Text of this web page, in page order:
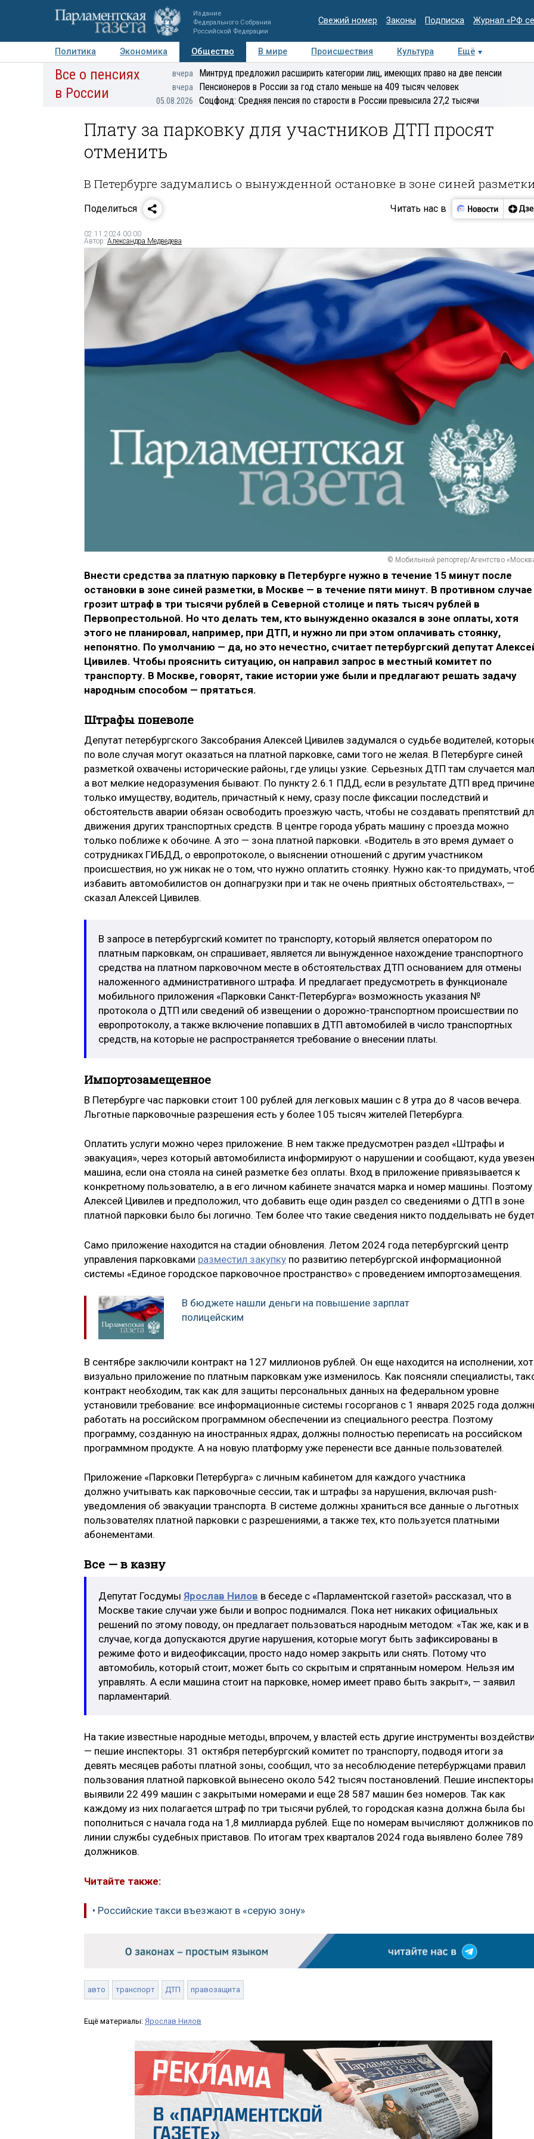
Издание
Федерального Собрания
Российской Федерации
Свежий номер Законы Подписка Журнал «РФ
Политика Экономика Общество В мире Происшествия Культура
Ещё
Авторы Персоны Мнения Регионы Медиацентр Интервью Колумнисты
Все о пенсиях
в России
вчера Минтруд предложил расширить категории лиц, имеющих право на две пенсии
вчера Пенсионеров в России за год стало меньше на 409 тысяч человек
05.08.2026 Соцфонд: Средняя пенсия по старости в России превысила 27,2 тысячи
Плату за парковку для участников ДТП просят
отменить
В Петербурге задумались о вынужденной остановке в зоне синей
Поделиться Читать нас в
02.11.2024 00:00
Автор: Александра Медведева
© Мобильный репортер/Агентство
Внести средства за платную парковку в Петербурге нужно в течение 15 минут после
остановки в зоне синей разметки, в Москве — в течение пяти минут. В противном случае
грозит штраф в три тысячи рублей в Северной столице и пять тысяч рублей в
Первопрестольной. Но что делать тем, кто вынужденно оказался в зоне оплаты, хотя
этого не планировал, например, при ДТП, и нужно ли при этом оплачивать стоянку,
непонятно. По умолчанию — да, но это нечестно, считает петербургский депутат
Цивилев. Чтобы прояснить ситуацию, он направил запрос в местный комитет по
транспорту. В Москве, говорят, такие истории уже были и предлагают решать задачу
народным способом — прятаться.
Штрафы поневоле
Депутат петербургского Заксобрания Алексей Цивилев задумался о судьбе водителей,
по воле случая могут оказаться на платной парковке, сами того не желая. В Петербурге синей
разметкой охвачены исторические районы, где улицы узкие. Серьезных ДТП там случается
а вот мелкие недоразумения бывают. По пункту 2.6.1 ПДД, если в результате ДТП вред
только имуществу, водитель, причастный к нему, сразу после фиксации последствий и
обстоятельств аварии обязан освободить проезжую часть, чтобы не создавать препятствий
движения других транспортных средств. В центре города убрать машину с проезда можно
только поближе к обочине. А это — зона платной парковки. «Водитель в это время думает о
сотрудниках ГИБДД, о европротоколе, о выяснении отношений с другим участником
происшествия, но уж никак не о том, что нужно оплатить стоянку. Нужно как-то придумать,
избавить автомобилистов он допнагрузки при и так не очень приятных обстоятельствах», —
сказал Алексей Цивилев.
В запросе в петербургский комитет по транспорту, который является оператором по
платным парковкам, он спрашивает, является ли вынужденное нахождение транспортного
средства на платном парковочном месте в обстоятельствах ДТП основанием для отмены
наложенного административного штрафа. И предлагает предусмотреть в функционале
мобильного приложения «Парковки Санкт-Петербурга» возможность указания №
протокола о ДТП или сведений об извещении о дорожно-транспортном происшествии по
европротоколу, а также включение попавших в ДТП автомобилей в число транспортных
средств, на которые не распространяется требование о внесении платы.
Импортозамещенное
В Петербурге час парковки стоит 100 рублей для легковых машин с 8 утра до 8 часов вечера.
Льготные парковочные разрешения есть у более 105 тысяч жителей Петербурга.
Оплатить услуги можно через приложение. В нем также предусмотрен раздел «Штрафы и
эвакуация», через который автомобилиста информируют о нарушении и сообщают, куда
машина, если она стояла на синей разметке без оплаты. Вход в приложение привязывается к
конкретному пользователю, а в его личном кабинете значатся марка и номер машины. Поэтому
Алексей Цивилев и предположил, что добавить еще один раздел со сведениями о ДТП в зоне
платной парковки было бы логично. Тем более что такие сведения никто подделывать не
Само приложение находится на стадии обновления. Летом 2024 года петербургский центр
управления парковками разместил закупку по развитию петербургской информационной
системы «Единое городское парковочное пространство» с проведением импортозамещения.
В бюджете нашли деньги на повышение зарплат
полицейским
В сентябре заключили контракт на 127 миллионов рублей. Он еще находится на исполнении,
визуально приложение по платным парковкам уже изменилось. Как поясняли специалисты,
контракт необходим, так как для защиты персональных данных на федеральном уровне
установили требование: все информационные системы госорганов с 1 января 2025 года
работать на российском программном обеспечении из специального реестра. Поэтому
программу, созданную на иностранных ядрах, должны полностью переписать на российском
программном продукте. А на новую платформу уже перенести все данные пользователей.
Приложение «Парковки Петербурга» с личным кабинетом для каждого участника
должно учитывать как парковочные сессии, так и штрафы за нарушения, включая push-
уведомления об эвакуации транспорта. В системе должны храниться все данные о льготных
пользователях платной парковки с разрешениями, а также тех, кто пользуется платными
абонементами.
Все — в казну
Депутат Госдумы Ярослав Нилов в беседе с «Парламентской газетой» рассказал, что в
Москве такие случаи уже были и вопрос поднимался. Пока нет никаких официальных
решений по этому поводу, он предлагает пользоваться народным методом: «Так же, как и в
случае, когда допускаются другие нарушения, которые могут быть зафиксированы в
режиме фото и видеофиксации, просто надо номер закрыть или снять. Потому что
автомобиль, который стоит, может быть со скрытым и спрятанным номером. Нельзя им
управлять. А если машина стоит на парковке, номер имеет право быть закрыт», — заявил
парламентарий.
На такие известные народные методы, впрочем, у властей есть другие инструменты
— пешие инспекторы. 31 октября петербургский комитет по транспорту, подводя итоги за
девять месяцев работы платной зоны, сообщил, что за несоблюдение петербуржцами правил
пользования платной парковкой вынесено около 542 тысяч постановлений. Пешие инспекторы
выявили 22 499 машин с закрытыми номерами и еще 28 587 машин без номеров. Так как
каждому из них полагается штраф по три тысячи рублей, то городская казна должна была бы
пополниться с начала года на 1,8 миллиарда рублей. Еще по номерам вычисляют должников по
линии службы судебных приставов. По итогам трех кварталов 2024 года выявлено более 789
должников.
Читайте также:
• Российские такси въезжают в «серую зону»
авто транспорт ДТП правозащита
Ещё материалы: Ярослав Нилов